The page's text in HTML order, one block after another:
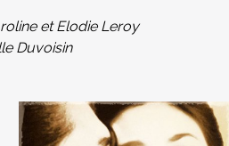
et Elodie Leroy
Duvoisin